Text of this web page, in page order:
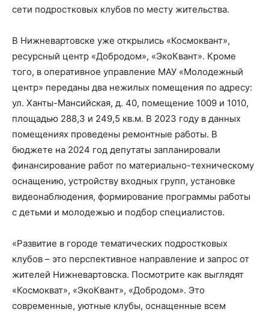
сети подростковых клубов по месту жительства.
В Нижневартовске уже открылись «Космоквант»,
ресурсный центр «Добродом», «ЭкоКвант». Кроме
того, в оперативное управление МАУ «Молодежный
центр» переданы два нежилых помещения по адресу:
ул. Ханты-Мансийская, д. 40, помещение 1009 и 1010,
площадью 288,3 и 249,5 кв.м. В 2023 году в данных
помещениях проведены ремонтные работы. В
бюджете на 2024 год депутаты запланировали
финансирование работ по материально-техническому
оснащению, устройству входных групп, установке
видеонаблюдения, формирование программы работы
с детьми и молодежью и подбор специалистов.
«Развитие в городе тематических подростковых
клубов – это перспективное направление и запрос от
жителей Нижневартовска. Посмотрите как выглядят
«Космокват», «ЭкоКвант», «Добродом». Это
современные, уютные клубы, оснащенные всем